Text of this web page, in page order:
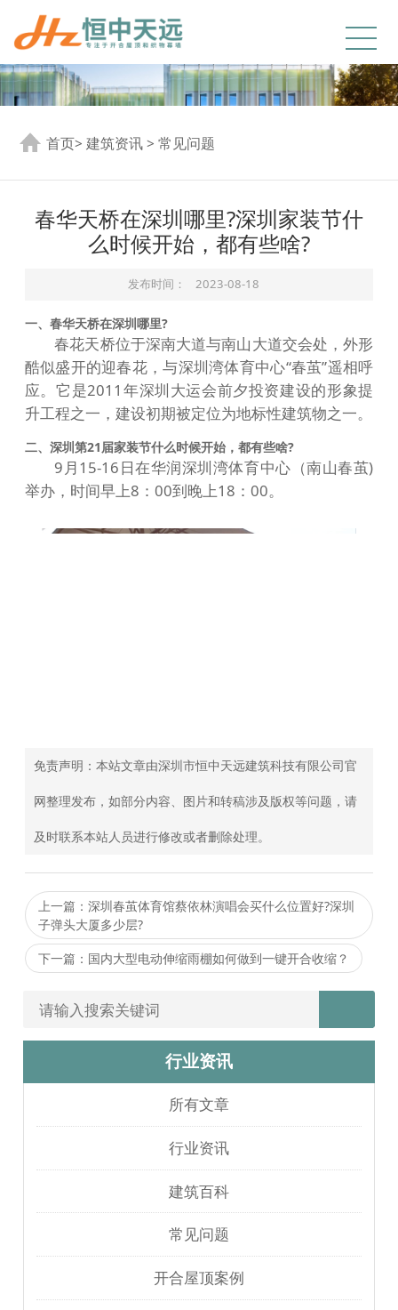
首页>建筑资讯>常见问题
春华天桥在深圳哪里?深圳家装节什
么时候开始，都有些啥?
发布时间： 2023-08-18
一、春华天桥在深圳哪里?
春花天桥位于深南大道与南山大道交会处，外形
酷似盛开的迎春花，与深圳湾体育中心“春茧”遥相呼
应。它是2011年深圳大运会前夕投资建设的形象提
升工程之一，建设初期被定位为地标性建筑物之一。
二、深圳第21届家装节什么时候开始，都有些啥?
9月15-16日在华润深圳湾体育中心（南山春茧)
举办，时间早上8：00到晚上18：00。
免责声明：本站文章由深圳市恒中天远建筑科技有限公司官
网整理发布，如部分内容、图片和转稿涉及版权等问题，请
及时联系本站人员进行修改或者删除处理。
上一篇：深圳春茧体育馆蔡依林演唱会买什么位置好?深圳
子弹头大厦多少层?
下一篇：国内大型电动伸缩雨棚如何做到一键开合收缩？
行业资讯
所有文章
行业资讯
建筑百科
常见问题
开合屋顶案例